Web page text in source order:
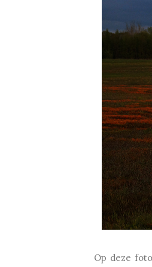
Op deze